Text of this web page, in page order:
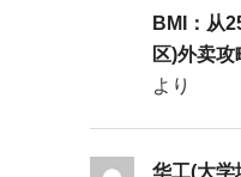
BMI：从
区)外卖
より
华工(大学